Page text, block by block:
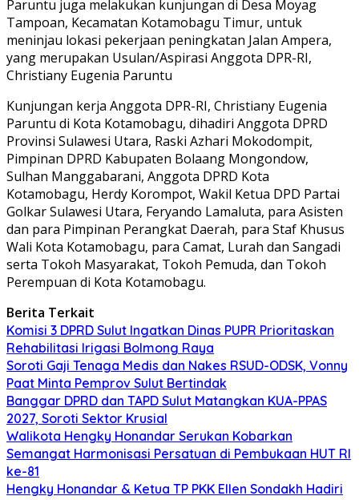
Paruntu juga melakukan kunjungan di Desa Moyag
Tampoan, Kecamatan Kotamobagu Timur, untuk
meninjau lokasi pekerjaan peningkatan Jalan Ampera,
yang merupakan Usulan/Aspirasi Anggota DPR-RI,
Christiany Eugenia Paruntu
Kunjungan kerja Anggota DPR-RI, Christiany Eugenia
Paruntu di Kota Kotamobagu, dihadiri Anggota DPRD
Provinsi Sulawesi Utara, Raski Azhari Mokodompit,
Pimpinan DPRD Kabupaten Bolaang Mongondow,
Sulhan Manggabarani, Anggota DPRD Kota
Kotamobagu, Herdy Korompot, Wakil Ketua DPD Partai
Golkar Sulawesi Utara, Feryando Lamaluta, para Asisten
dan para Pimpinan Perangkat Daerah, para Staf Khusus
Wali Kota Kotamobagu, para Camat, Lurah dan Sangadi
serta Tokoh Masyarakat, Tokoh Pemuda, dan Tokoh
Perempuan di Kota Kotamobagu.
Berita Terkait
Komisi 3 DPRD Sulut Ingatkan Dinas PUPR Prioritaskan
Rehabilitasi Irigasi Bolmong Raya
Soroti Gaji Tenaga Medis dan Nakes RSUD-ODSK, Vonny
Paat Minta Pemprov Sulut Bertindak
Banggar DPRD dan TAPD Sulut Matangkan KUA-PPAS
2027, Soroti Sektor Krusial
Walikota Hengky Honandar Serukan Kobarkan
Semangat Harmonisasi Persatuan di Pembukaan HUT RI
ke-81
Hengky Honandar & Ketua TP PKK Ellen Sondakh Hadiri